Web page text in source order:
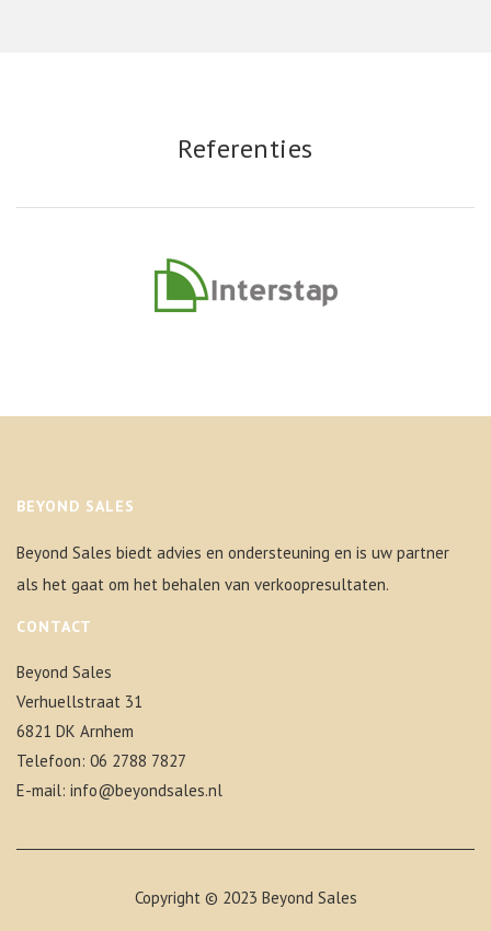
Referenties
BEYOND SALES
Beyond Sales biedt advies en ondersteuning en is uw partner
als het gaat om het behalen van verkoopresultaten.
CONTACT
Beyond Sales
Verhuellstraat 31
6821 DK Arnhem
Telefoon: 06 2788 7827
E-mail: info@beyondsales.nl
Copyright © 2023 Beyond Sales